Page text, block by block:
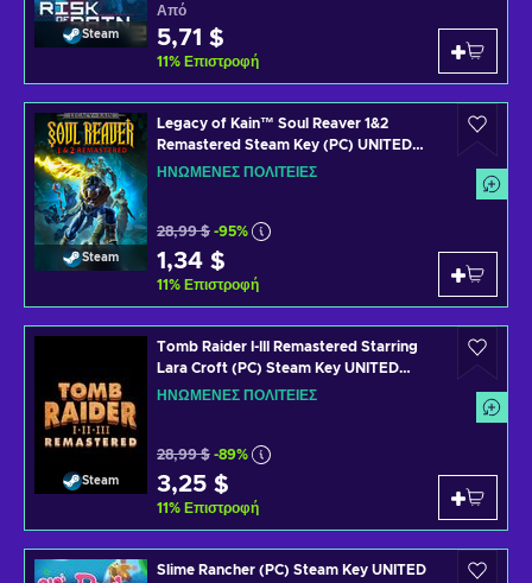
Steam
Από
5,71 $
11% Επιστροφή
Steam
Legacy of Kain™ Soul Reaver 1&2
Remastered Steam Key (PC) UNITED
STATES
ΗΝΩΜΈΝΕΣ ΠΟΛΙΤΕΊΕΣ
28,99 $ -95%
1,34 $
11% Επιστροφή
Steam
Tomb Raider I-III Remastered Starring
Lara Croft (PC) Steam Key UNITED
STATES
ΗΝΩΜΈΝΕΣ ΠΟΛΙΤΕΊΕΣ
28,99 $ -89%
3,25 $
11% Επιστροφή
Slime Rancher (PC) Steam Key UNITED